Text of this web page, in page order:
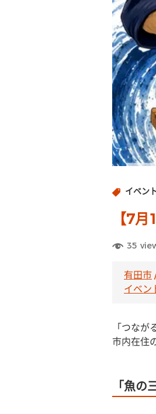
イベン
【7
35
有田市
イベン
「つな
市内在住
「魚